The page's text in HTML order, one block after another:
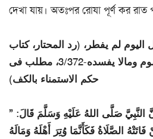
দেখা যায়। অতঃপর রোযা পূর্ণ কর রাত
لم يفطر، (رد المحتار، كتاب
الصوم، باب ما يفسد الصوم ومالا يفسده-3/372، مطلب فى
حكم الاستمناء بالكف)
النَّبِيَّ صَلَّى اللهُ عَلَيْهِ وَسَلَّمَ قَالَ: ”
الصَّلَاةُ فَكَأَنَّمَا وُتِرَ أَهْلَهُ وَمَالَهُ